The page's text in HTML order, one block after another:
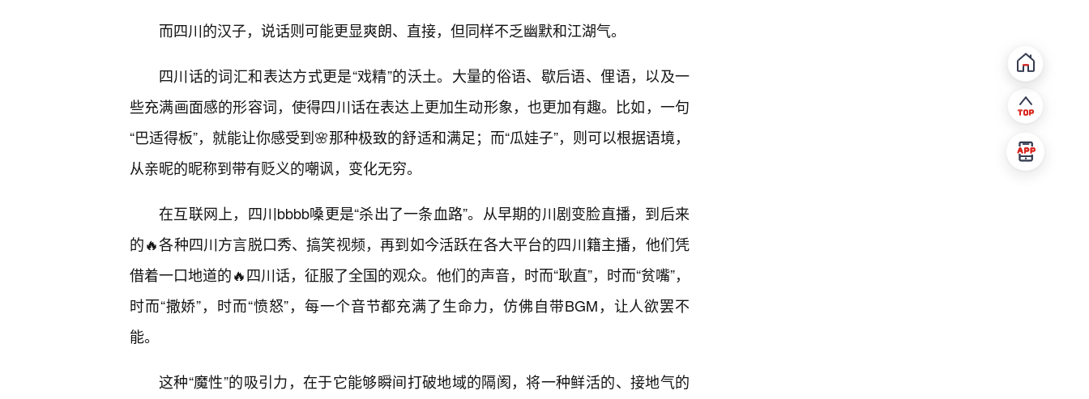
而四川的汉子，说话则可能更显爽朗、直接，但同样不乏幽默和江湖气。
四川话的词汇和表达方式更是“戏精”的沃土。大量的俗语、歇后语、俚语，以及一
些充满画面感的形容词，使得四川话在表达上更加生动形象，也更加有趣。比如，一句
“巴适得板”，就能让你感受到🌸那种极致的舒适和满足；而“瓜娃子”，则可以根据语境，
从亲昵的昵称到带有贬义的嘲讽，变化无穷。
在互联网上，四川bbbb嗓更是“杀出了一条血路”。从早期的川剧变脸直播，到后来
的🔥各种四川方言脱口秀、搞笑视频，再到如今活跃在各大平台的四川籍主播，他们凭
借着一口地道的🔥四川话，征服了全国的观众。他们的声音，时而“耿直”，时而“贫嘴”，
时而“撒娇”，时而“愤怒”，每一个音节都充满了生命力，仿佛自带BGM，让人欲罢不
能。
这种“魔性”的吸引力，在于它能够瞬间打破地域的隔阂，将一种鲜活的、接地气的